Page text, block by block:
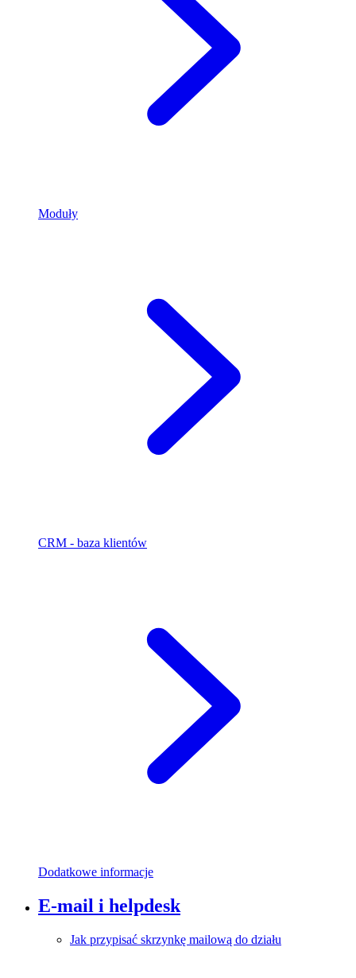
Moduły
CRM - baza klientów
Dodatkowe informacje
E-mail i helpdesk
Jak przypisać skrzynkę mailową do działu